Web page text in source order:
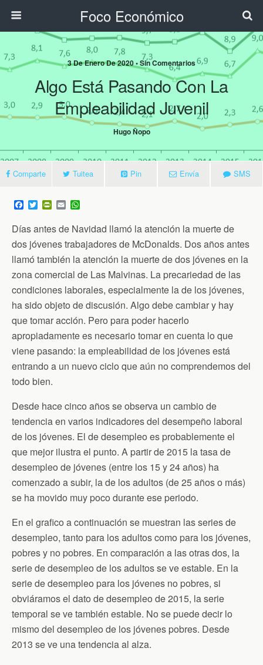
Foco Económico
3 De Enero De 2020 • Sin Comentarios
Algo Está Pasando Con La
Empleabilidad Juvenil
Hugo Ñopo
Comparte Tuitea Pin Envía SMS
F
a
e
b
o
o
k
T
w
t
t
e
r
P
n
t
F
r
i
e
n
l
y
E
m
i
l
t
s
A
p
p
Días antes de Navidad llamó la atención la muerte de
dos jóvenes trabajadores de McDonalds. Dos años antes
llamó también la atención la muerte de dos jóvenes en la
zona comercial de Las Malvinas. La precariedad de las
condiciones laborales, especialmente la de los jóvenes,
ha sido objeto de discusión. Algo debe cambiar y hay
que tomar acción. Pero para poder hacerlo
apropiadamente es necesario tomar en cuenta lo que
viene pasando: la empleabilidad de los jóvenes está
entrando a un nuevo ciclo que aún no comprendemos del
todo bien.
Desde hace cinco años se observa un cambio de
tendencia en varios indicadores del desempeño laboral
de los jóvenes. El de desempleo es probablemente el
que mejor ilustra el punto. A partir de 2015 la tasa de
desempleo de jóvenes (entre los 15 y 24 años) ha
comenzado a subir, la de los adultos (de 25 años o más)
se ha movido muy poco durante ese periodo.
En el grafico a continuación se muestran las series de
desempleo, tanto para los adultos como para los jóvenes,
pobres y no pobres. En comparación a las otras dos, la
serie de desempleo de los adultos se ve estable. En la
serie de desempleo para los jóvenes no pobres, si
obviáramos el dato de desempleo de 2015, la serie
temporal se ve también estable. No se puede decir lo
mismo del desempleo de los jóvenes pobres. Desde
2013 se ve una tendencia al alza.